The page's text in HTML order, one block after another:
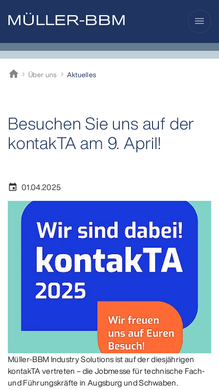
menu
home
Müller-BBMÜber uns Aktuelles
Besuchen Sie uns auf der
kontakTA am 9. April!
event 01.04.2025
Müller-BBM Industry Solutions ist auf der diesjährigen
kontakTA vertreten – die Jobmesse für technische Fach-
und Führungskräfte in Augsburg und Schwaben.